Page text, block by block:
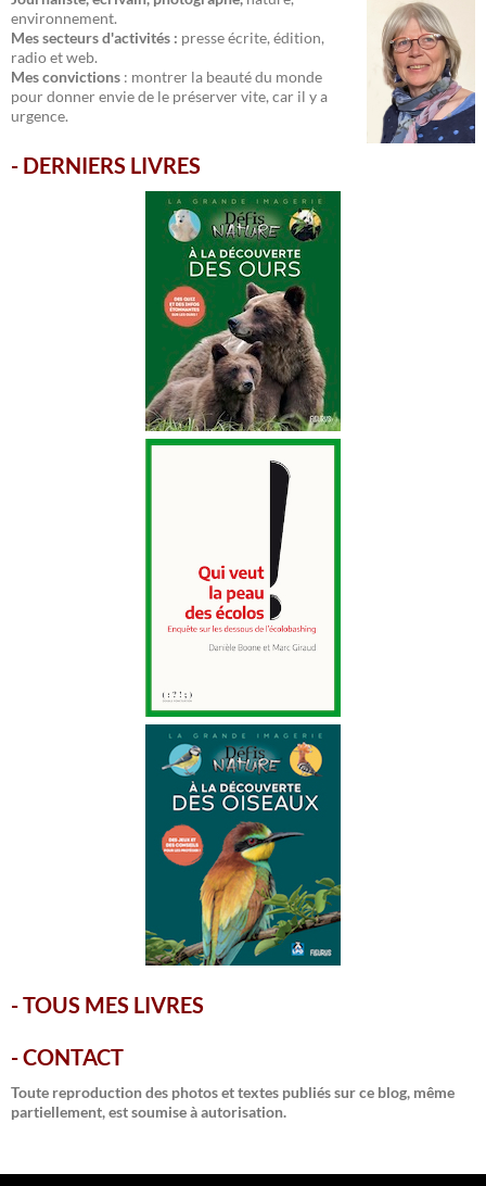
environnement.
Mes secteurs d'activités : presse écrite, édition,
radio et web.
Mes convictions : montrer la beauté du monde
pour donner envie de le préserver vite, car il y a
urgence.
- DERNIERS LIVRES
-TOUS MES LIVRES
-CONTACT
Toute reproduction des photos et textes publiés sur ce blog, même
partiellement, est soumise à autorisation.